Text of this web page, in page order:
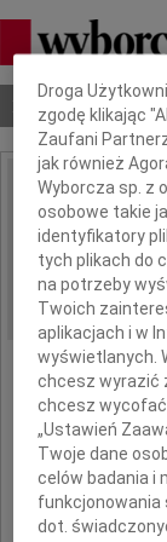
Nekrologi Odeszli
IMIĘ I NAZWISKO:
REGION:
DATA EMISJI:
Dbamy o Twoją
Droga
zgodę klikając
Zaufani
jak również
Wyborcza sp. z
osobowe takie
identyfikatory
tych plikach do
na potrzeby
Twoich
aplikacjach i w
wyświetlanych.
chcesz wyrazić
chcesz wycofać
„Ustawień
Twoje dane
celów badania i
funkcjonowania
dot.